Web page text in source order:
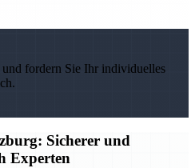
und fordern Sie Ihr individuelles
Sicherer und
Experten